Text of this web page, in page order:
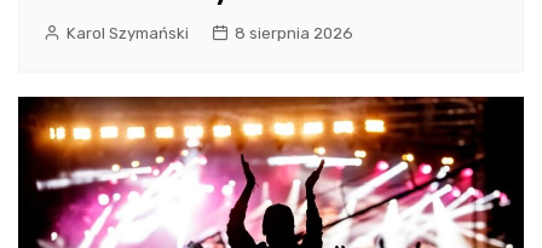
Karol Szymański 8 sierpnia 2026